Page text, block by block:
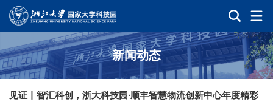
新闻动态
见证丨智汇科创，浙大科技园·顺丰智慧物流创新中心年度精彩